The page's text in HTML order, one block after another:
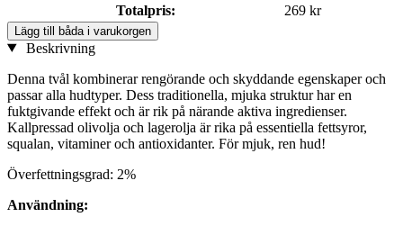
Totalpris:
269 kr
Lägg till båda i varukorgen
Beskrivning
Denna tvål kombinerar rengörande och skyddande egenskaper och
passar alla hudtyper. Dess traditionella, mjuka struktur har en
fuktgivande effekt och är rik på närande aktiva ingredienser.
Kallpressad olivolja och lagerolja är rika på essentiella fettsyror,
squalan, vitaminer och antioxidanter. För mjuk, ren hud!
Överfettningsgrad: 2%
Användning: